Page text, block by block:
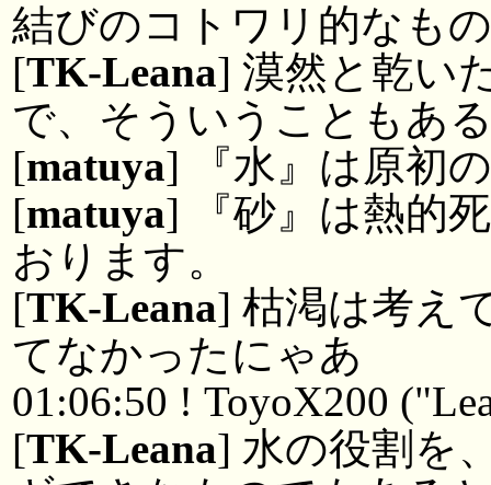
結びのコトワリ的なも
[TK-Leana] 漠然と乾い
で、そういうこともあ
[matuya] 『水』は原初
[matuya] 『砂』は熱的
おります。
[TK-Leana] 枯渇は考え
てなかったにゃあ
01:06:50 ! ToyoX200
[TK-Leana] 水の役割を